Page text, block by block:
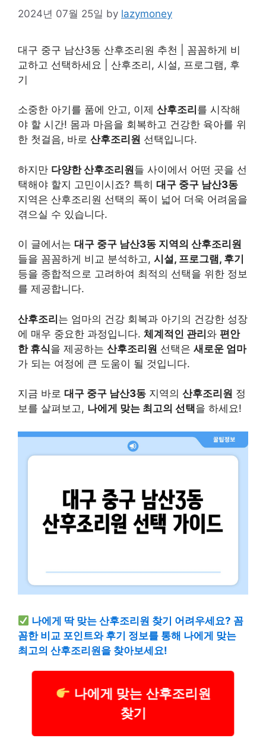
2024년 07월 25일 by lazymoney
대구 중구 남산3동 산후조리원 추천 | 꼼꼼하게 비
교하고 선택하세요 | 산후조리, 시설, 프로그램, 후
기
소중한 아기를 품에 안고, 이제 산후조리 를 시작해
야 할 시간! 몸과 마음을 회복하고 건강한 육아를 위
한 첫걸음, 바로 산후조리원 선택입니다.
하지만 다양한 산후조리원들 사이에서 어떤 곳을 선
택해야 할지 고민이시죠? 특히 대구 중구 남산3동
지역은 산후조리원 선택의 폭이 넓어 더욱 어려움을
겪으실 수 있습니다.
이 글에서는 대구 중구 남산3동 지역의 산후조리원
들을 꼼꼼하게 비교 분석하고, 시설, 프로그램, 후기
등을 종합적으로 고려하여 최적의 선택을 위한 정보
를 제공합니다.
산후조리는 엄마의 건강 회복과 아기의 건강한 성장
에 매우 중요한 과정입니다. 체계적인 관리와 편안
한 휴식을 제공하는 산후조리원 선택은 새로운 엄마
가 되는 여정에 큰 도움이 될 것입니다.
지금 바로 대구 중구 남산3동 지역의 산후조리원 정
보를 살펴보고, 나에게 맞는 최고의 선택을 하세요!
나에게 딱 맞는 산후조리원 찾기 어려우세요? 꼼
꼼한 비교 포인트와 후기 정보를 통해 나에게 맞는
최고의 산후조리원을 찾아보세요!
나에게 맞는 산후조리원
찾기